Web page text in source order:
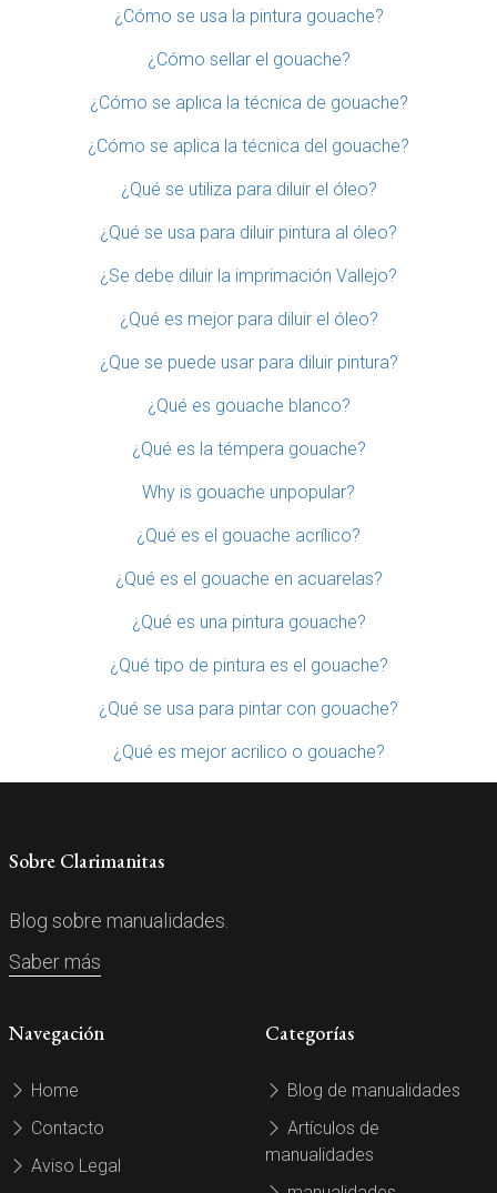
¿Cómo se usa la pintura gouache?
¿Cómo sellar el gouache?
¿Cómo se aplica la técnica de gouache?
¿Cómo se aplica la técnica del gouache?
¿Qué se utiliza para diluir el óleo?
¿Qué se usa para diluir pintura al óleo?
¿Se debe diluir la imprimación Vallejo?
¿Qué es mejor para diluir el óleo?
¿Que se puede usar para diluir pintura?
¿Qué es gouache blanco?
¿Qué es la témpera gouache?
Why is gouache unpopular?
¿Qué es el gouache acrílico?
¿Qué es el gouache en acuarelas?
¿Qué es una pintura gouache?
¿Qué tipo de pintura es el gouache?
¿Qué se usa para pintar con gouache?
¿Qué es mejor acrilico o gouache?
Sobre Clarimanitas
Blog sobre manualidades.
Saber más
Navegación
Home
Contacto
Aviso Legal
Categorías
Blog de manualidades
Artículos de
manualidades